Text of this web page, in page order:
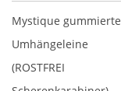
Mystique gummierte
Umhängeleine
(ROSTFREI